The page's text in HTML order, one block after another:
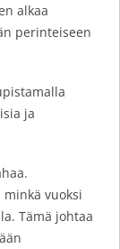
alkaa
perinteiseen
ja
vuoksi
Tämä johtaa